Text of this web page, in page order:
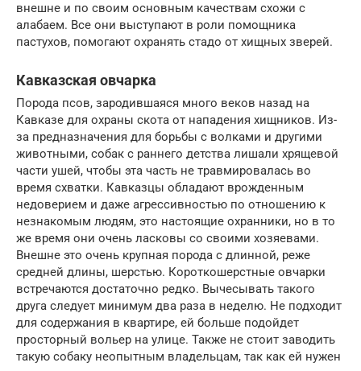
внешне и по своим основным качествам схожи с
алабаем. Все они выступают в роли помощника
пастухов, помогают охранять стадо от хищных зверей.
Кавказская овчарка
Порода псов, зародившаяся много веков назад на
Кавказе для охраны скота от нападения хищников. Из-
за предназначения для борьбы с волками и другими
животными, собак с раннего детства лишали хрящевой
части ушей, чтобы эта часть не травмировалась во
время схватки. Кавказцы обладают врожденным
недоверием и даже агрессивностью по отношению к
незнакомым людям, это настоящие охранники, но в то
же время они очень ласковы со своими хозяевами.
Внешне это очень крупная порода с длинной, реже
средней длины, шерстью. Короткошерстные овчарки
встречаются достаточно редко. Вычесывать такого
друга следует минимум два раза в неделю. Не подходит
для содержания в квартире, ей больше подойдет
просторный вольер на улице. Также не стоит заводить
такую собаку неопытным владельцам, так как ей нужен